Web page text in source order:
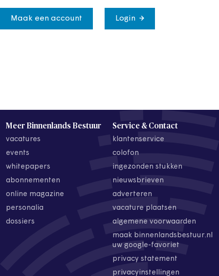
Maak een account Login
Meer Binnenlands Bestuur
vacatures
events
whitepapers
abonnementen
online magazine
personalia
dossiers
Service & Contact
klantenservice
colofon
ingezonden stukken
nieuwsbrieven
adverteren
vacature plaatsen
algemene voorwaarden
maak binnenlandsbestuur.nl
uw google-favoriet
privacy statement
privacyinstellingen